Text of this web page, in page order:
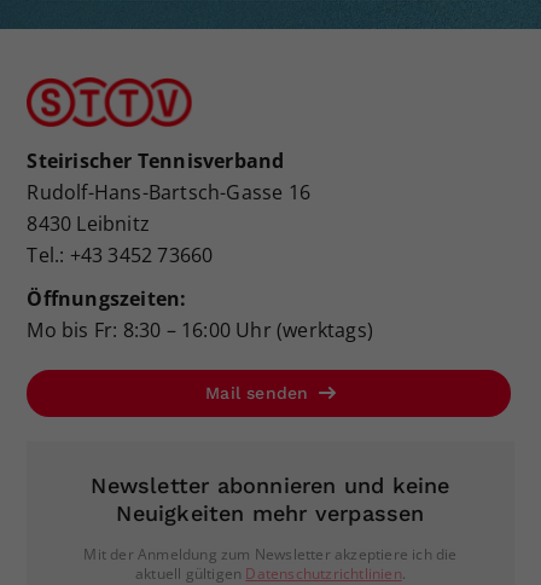
Steirischer Tennisverband
Rudolf-Hans-Bartsch-Gasse 16
8430 Leibnitz
Tel.: +43 3452 73660
Öffnungszeiten:
Mo bis Fr: 8:30 – 16:00 Uhr (werktags)
Mail senden
Newsletter abonnieren und keine
Neuigkeiten mehr verpassen
Mit der Anmeldung zum Newsletter akzeptiere ich die
aktuell gültigen Datenschutzrichtlinien.